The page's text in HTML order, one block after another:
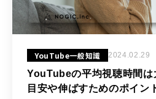
YouTube一般知識 2024.02.29
YouTubeの平均視聴時間は
目安や伸ばすためのポイン